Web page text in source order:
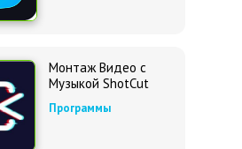
Монтаж Видео с
Музыкой ShotСut
Программы